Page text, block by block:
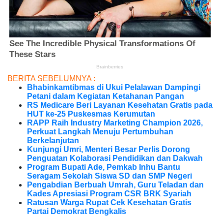
BERITA SEBELUMNYA :
Bhabinkamtibmas di Ukui Pelalawan Dampingi
Petani dalam Kegiatan Ketahanan Pangan
RS Medicare Beri Layanan Kesehatan Gratis pada
HUT ke-25 Puskesmas Kerumutan
RAPP Raih Industry Marketing Champion 2026,
Perkuat Langkah Menuju Pertumbuhan
Berkelanjutan
Kunjungi Umri, Menteri Besar Perlis Dorong
Penguatan Kolaborasi Pendidikan dan Dakwah
Program Bupati Ade, Pemkab Inhu Bantu
Seragam Sekolah Siswa SD dan SMP Negeri
Pengabdian Berbuah Umrah, Guru Teladan dan
Kades Apresiasi Program CSR BRK Syariah
Ratusan Warga Rupat Cek Kesehatan Gratis
Partai Demokrat Bengkalis